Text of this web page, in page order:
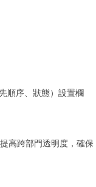
順序、狀態）設置欄
高跨部門透明度，確保